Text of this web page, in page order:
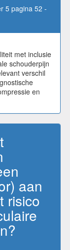
5 pagina 52 -
met inclusie
schouderpijn
verschil
en
aan
risico